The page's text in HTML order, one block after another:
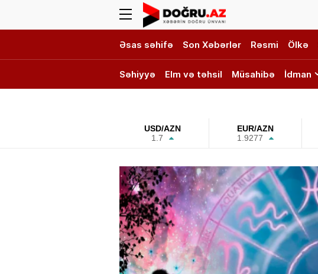
Əsas səhifə Son Xəbərlər Rəsmi Ölkə
Səhiyyə Elm və təhsil Müsahibə İdman
USD/AZN
1.7
EUR/AZN
1.9277